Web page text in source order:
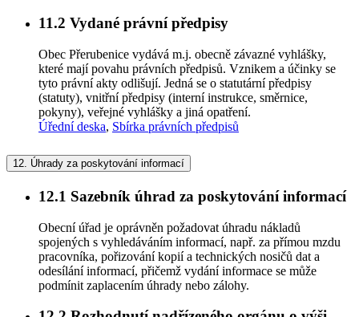
11.2 Vydané právní předpisy
Obec Přerubenice vydává m.j. obecně závazné vyhlášky,
které mají povahu právních předpisů. Vznikem a účinky se
tyto právní akty odlišují. Jedná se o statutární předpisy
(statuty), vnitřní předpisy (interní instrukce, směrnice,
pokyny), veřejné vyhlášky a jiná opatření.
Úřední deska, Sbírka právních předpisů
12. Úhrady za poskytování informací
12.1 Sazebník úhrad za poskytování informací
Obecní úřad je oprávněn požadovat úhradu nákladů
spojených s vyhledáváním informací, např. za přímou mzdu
pracovníka, pořizování kopií a technických nosičů dat a
odesílání informací, přičemž vydání informace se může
podmínit zaplacením úhrady nebo zálohy.